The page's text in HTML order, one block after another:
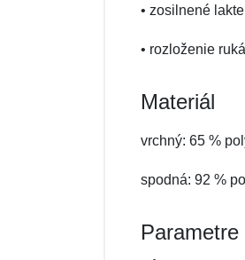
• zosilnené
• rozloženie
Materiál
vrchný: 65 %
spodná: 92 %
Parametre